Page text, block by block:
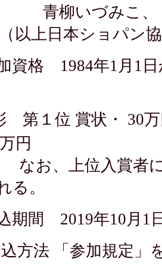
づみこ、 江崎
以上日本ショパン
資格 1984年1月1日
第１位 賞状・ 30万
万円
上位入賞者には
る。
期間 2019年10月1
方法 「参加規定」